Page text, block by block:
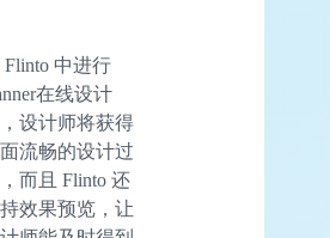
Flinto 中进行
在线设计
设计师将获得
流畅的设计过
而且 Flinto 还
效果预览，让